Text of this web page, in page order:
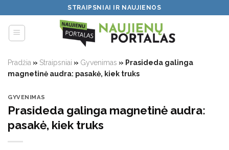
to
content
STRAIPSNIAI IR NAUJIENOS
Pradžia » Straipsniai » Gyvenimas » Prasideda galinga
magnetinė audra: pasakė, kiek truks
GYVENIMAS
Prasideda galinga magnetinė audra:
pasakė, kiek truks